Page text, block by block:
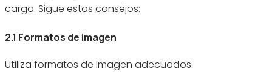
carga. Sigue estos consejos:
2.1 Formatos de imagen
Utiliza formatos de imagen adecuados: